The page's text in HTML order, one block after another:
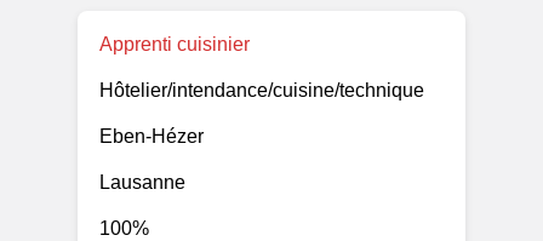
Apprenti cuisinier
Hôtelier/intendance/cuisine/technique
Eben-Hézer
Lausanne
100%